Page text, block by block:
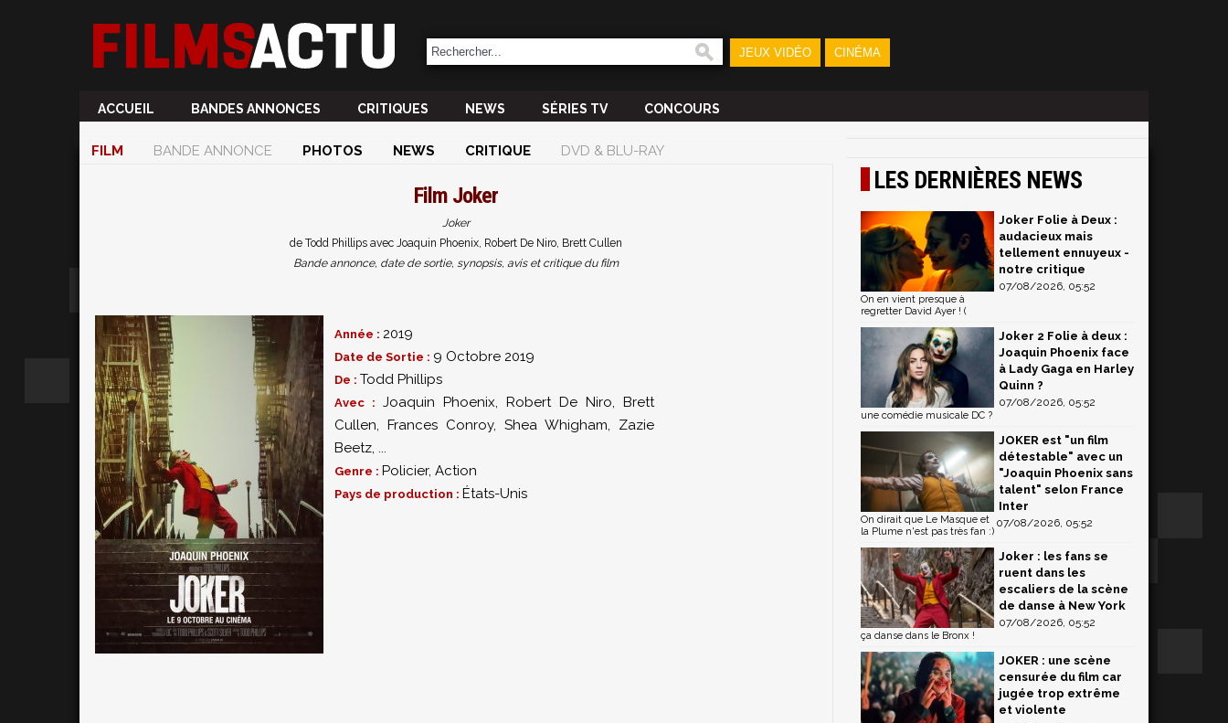
JEUX VIDÉO CINÉMA
ACCUEIL BANDES ANNONCES CRITIQUES NEWS SÉRIES TV CONCOURS
FILM BANDE ANNONCE PHOTOS NEWS CRITIQUE DVD & BLU-RAY
Film Joker
Joker
de Todd Phillips avec Joaquin Phoenix, Robert De Niro, Brett Cullen
Bande annonce, date de sortie, synopsis, avis et critique du film
Année : 2019
Date de Sortie : 9 Octobre 2019
De : Todd Phillips
Avec : Joaquin Phoenix, Robert De Niro, Brett
Cullen, Frances Conroy, Shea Whigham, Zazie
Beetz, ...
Genre : Policier, Action
Pays de production : États-Unis
LES DERNIÈRES NEWS
Joker Folie à Deux :
audacieux mais
tellement ennuyeux -
notre critique
07/08/2026, 05:52
On en vient presque à
regretter David Ayer ! (
Joker 2 Folie à deux :
Joaquin Phoenix face
à Lady Gaga en Harley
Quinn ?
07/08/2026, 05:52
une comédie musicale DC ?
JOKER est "un film
détestable" avec un
"Joaquin Phoenix sans
talent" selon France
Inter
07/08/2026, 05:52
On dirait que Le Masque et
la Plume n'est pas très fan :)
Joker : les fans se
ruent dans les
escaliers de la scène
de danse à New York
07/08/2026, 05:52
ça danse dans le Bronx !
JOKER : une scène
censurée du film car
jugée trop extrême
et violente